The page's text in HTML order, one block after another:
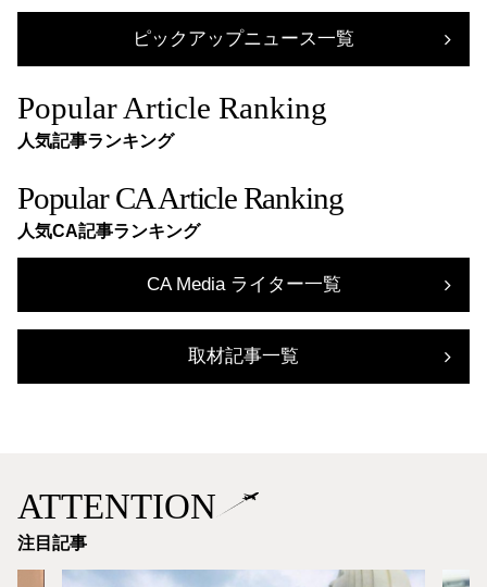
ピックアップニュース一覧
Popular Article Ranking
人気記事ランキング
Popular CA Article Ranking
人気CA記事ランキング
CA Media ライター一覧
取材記事一覧
ATTENTION
注目記事